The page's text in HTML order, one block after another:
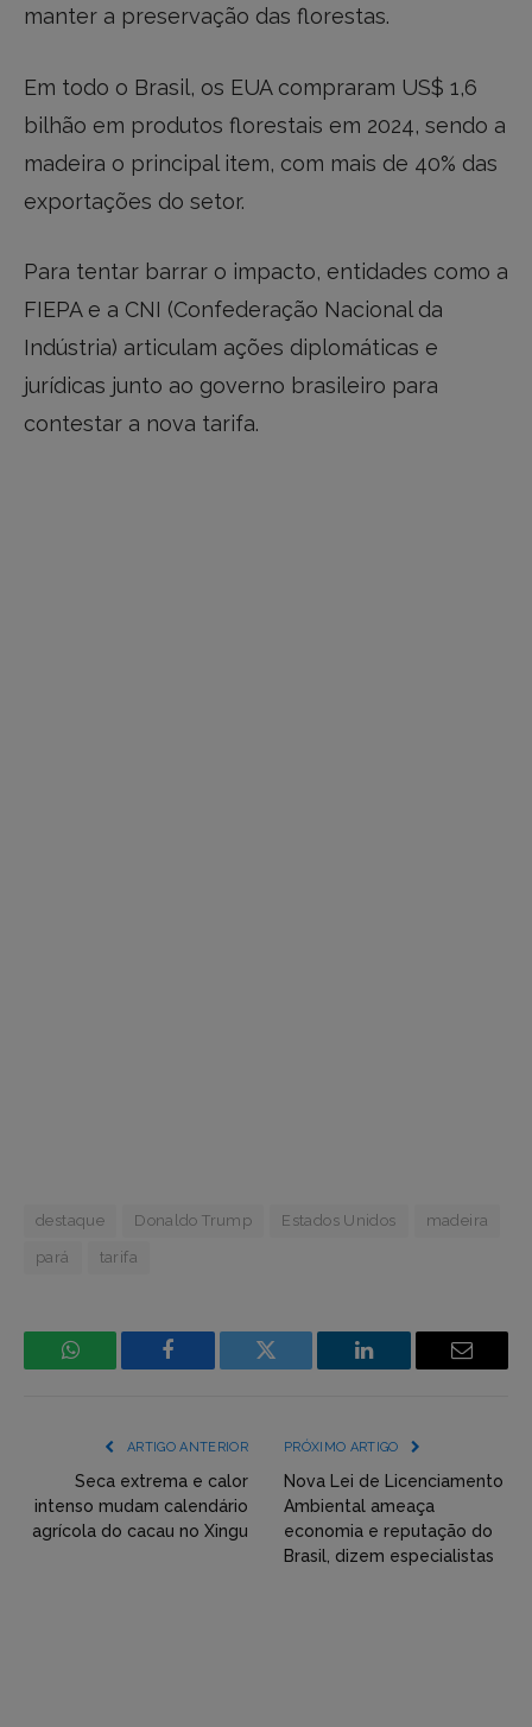
manter a preservação das florestas.
Em todo o Brasil, os EUA compraram US$ 1,6
bilhão em produtos florestais em 2024, sendo a
madeira o principal item, com mais de 40% das
exportações do setor.
Para tentar barrar o impacto, entidades como a
FIEPA e a CNI (Confederação Nacional da
Indústria) articulam ações diplomáticas e
jurídicas junto ao governo brasileiro para
contestar a nova tarifa.
destaque Donaldo Trump Estados Unidos madeira
pará tarifa
WhatsApp Facebook
Incorpore
(YouTube,
Twitter,
etc)
LinkedIn Email
ARTIGO ANTERIOR
Seca extrema e calor
intenso mudam calendário
agrícola do cacau no Xingu
PRÓXIMO ARTIGO
Nova Lei de Licenciamento
Ambiental ameaça
economia e reputação do
Brasil, dizem especialistas